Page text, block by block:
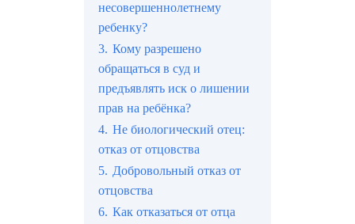
несовершеннолетнему
ребенку?
3. Кому разрешено
обращаться в суд и
предъявлять иск о лишении
прав на ребёнка?
4. Не биологический отец:
отказ от отцовства
5. Добровольный отказ от
отцовства
6. Как отказаться от отца